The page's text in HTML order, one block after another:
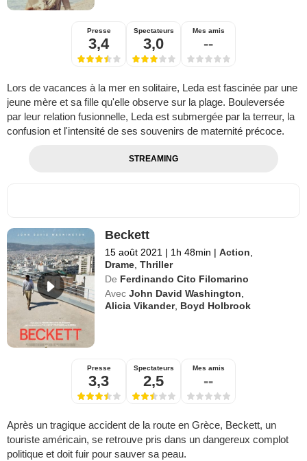
Presse
3,4
Spectateurs
3,0
Mes amis
--
Lors de vacances à la mer en solitaire, Leda est fascinée par une
jeune mère et sa fille qu'elle observe sur la plage. Bouleversée
par leur relation fusionnelle, Leda est submergée par la terreur, la
confusion et l'intensité de ses souvenirs de maternité précoce.
STREAMING
Beckett
15 août 2021 | 1h 48min | Action,
Drame,Thriller
De Ferdinando Cito Filomarino
Avec John David Washington,
Alicia Vikander, Boyd Holbrook
Presse
3,3
Spectateurs
2,5
Mes amis
--
Après un tragique accident de la route en Grèce, Beckett, un
touriste américain, se retrouve pris dans un dangereux complot
politique et doit fuir pour sauver sa peau.